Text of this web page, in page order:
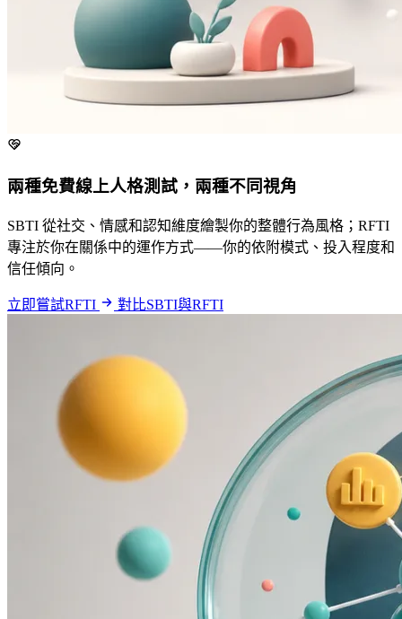
兩種免費線上人格測試，兩種不同視角
SBTI 從社交、情感和認知維度繪製你的整體行為風格；RFTI
專注於你在關係中的運作方式——你的依附模式、投入程度和
信任傾向。
立即嘗試RFTI 對比SBTI與RFTI